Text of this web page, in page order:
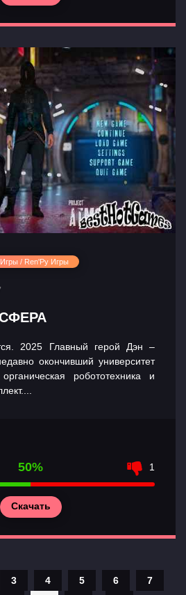
/ Ren'Py Игры
2025 Главный герой Дэн –
окончивший университет
робототехника и
50% 1
Скачать
3 4 5 6
7